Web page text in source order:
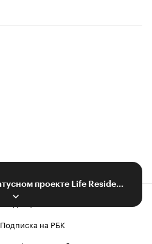
Последний шанс: в статусном проекте Life Residence завершаются продажи
Подписка на РБК